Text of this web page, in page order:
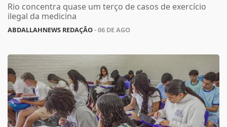
Rio concentra quase um terço de casos de exercício
ilegal da medicina
ABDALLAHNEWS REDAÇÃO- 06 DE AGO